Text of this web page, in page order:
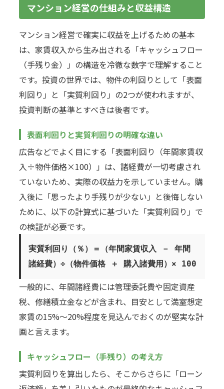
マンション経営の仕組みと収益構造
マンション経営で確実に収益を上げるための基本
は、家賃収入から生み出される「キャッシュフロー
（手残り金）」の構造を冷徹な数字で理解すること
です。投資の世界では、物件の利回りとして「表面
利回り」と「実質利回り」の2つが使われますが、
投資判断の基準とすべきは後者です。
表面利回りと実質利回りの明確な違い
広告などでよく目にする「表面利回り（年間家賃収
入÷物件価格×100）」は、諸経費が一切考慮され
ていないため、実際の収益力を示していません。購
入後に「思ったより手残りが少ない」と後悔しない
ために、以下の計算式に基づいた「実質利回り」で
の検証が必要です。
実質利回り（％）＝（年間家賃収入 － 年間
諸経費）÷（物件価格 ＋ 購入諸費用）× 100
一般的に、年間諸経費には管理委託費や固定資産
税、修繕積立金などが含まれ、目安として満室想定
家賃の15%〜20%程度を見込んでおくのが堅実な計
画と言えます。
キャッシュフロー（手残り）の考え方
実質利回りを算出したら、そこからさらに「ローン